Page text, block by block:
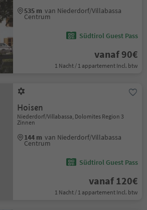
535 m van Niederdorf/Villabassa
Centrum
Südtirol Guest Pass
vanaf 90€
1 Nacht / 1 appartement Incl. btw
Hoisen
Niederdorf/Villabassa, Dolomites Region 3
Zinnen
144 m van Niederdorf/Villabassa
Centrum
Südtirol Guest Pass
vanaf 120€
1 Nacht / 1 appartement Incl. btw